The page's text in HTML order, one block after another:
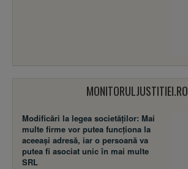
MONITORULJUSTITIEI.RO
Modificări la legea societăţilor: Mai
multe firme vor putea funcţiona la
aceeaşi adresă, iar o persoană va
putea fi asociat unic în mai multe
SRL